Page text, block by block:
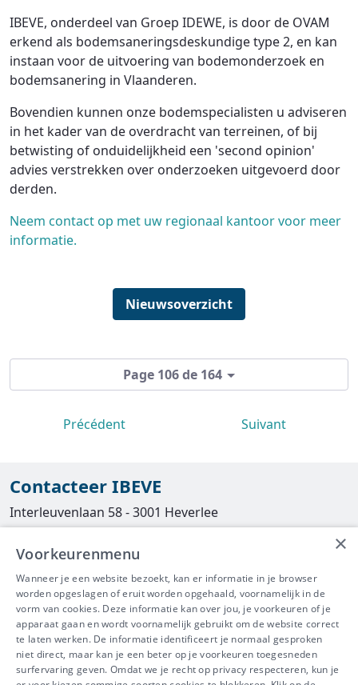
IBEVE, onderdeel van Groep IDEWE, is door de OVAM
erkend als bodemsaneringsdeskundige type 2, en kan
instaan voor de uitvoering van bodemonderzoek en
bodemsanering in Vlaanderen.
Bovendien kunnen onze bodemspecialisten u adviseren
in het kader van de overdracht van terreinen, of bij
betwisting of onduidelijkheid een 'second opinion'
advies verstrekken over onderzoeken uitgevoerd door
derden.
Neem contact op met uw regionaal kantoor voor meer
informatie.
Nieuwsoverzicht
Page 106 de 164
Précédent Suivant
Contacteer IBEVE
Interleuvenlaan 58 - 3001 Heverlee
016/390490
info@ibeve.be
asbest@ibeve.be
Ondernemingsnummer: 0436 612 044
×
Voorkeurenmenu
Wanneer je een website bezoekt, kan er informatie in je browser
worden opgeslagen of eruit worden opgehaald, voornamelijk in de
vorm van cookies. Deze informatie kan over jou, je voorkeuren of je
apparaat gaan en wordt voornamelijk gebruikt om de website correct
te laten werken. De informatie identificeert je normaal gesproken
niet direct, maar kan je een beter op je voorkeuren toegesneden
surfervaring geven. Omdat we je recht op privacy respecteren, kun je